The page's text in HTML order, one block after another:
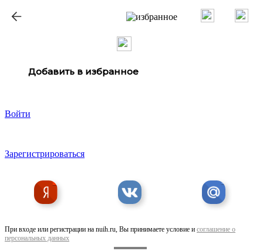
Добавить в избранное
Войти
Зарегистрироваться
При входе или регистрации на nuih.ru, Вы принимаете условие и соглашение о
персональных данных